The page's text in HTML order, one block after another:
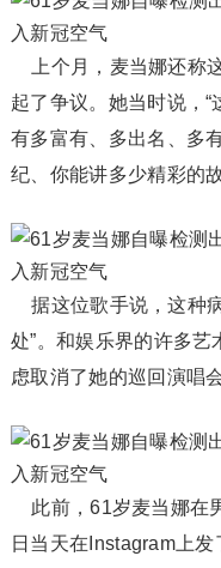
上个月，麦当娜还称这
起了争议。她当时说，
有多富有、多出名、多
纪、你能讲多少精彩的
据这位歌手说，这种
处”。和娱乐界的许多
虑取消了她的巡回演唱会
此前，61岁麦当娜在
日当天在Instagram上